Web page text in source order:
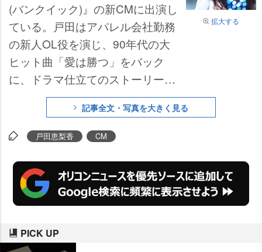
拡大する
(バンクイック)』の新CMに出演し
ている。戸田はアパレル会社勤務
の新人OL役を演じ、90年代の大
ヒット曲「愛は勝つ」をバック
に、ドラマ仕立てのストーリーを
展開。トレンディドラマのような
映像が見どころとなっており、2
話目からは大物俳優も登場する予
れそうだ。
記事全文・写真を大きく見る
戸田恵梨香 CM
PICK UP